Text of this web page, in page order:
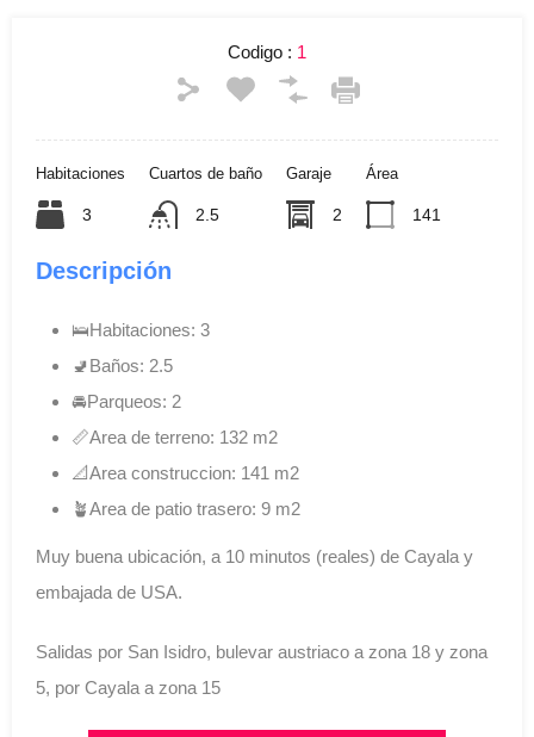
Codigo : 1
Habitaciones
3
Cuartos de baño
2.5
Garaje
2
Área
141
Descripción
🛌Habitaciones: 3
🚽Baños: 2.5
🚘Parqueos: 2
📏Area de terreno: 132 m2
📐Area construccion: 141 m2
🪴Area de patio trasero: 9 m2
Muy buena ubicación, a 10 minutos (reales) de Cayala y
embajada de USA.
Salidas por San Isidro, bulevar austriaco a zona 18 y zona
5, por Cayala a zona 15